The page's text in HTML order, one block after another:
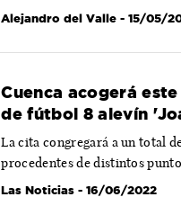
Alejandro del Valle - 15/05/
Cuenca acogerá
de fútbol 8 alevín
La cita congregará a un total
procedentes de distintos
Las Noticias - 16/06/2022